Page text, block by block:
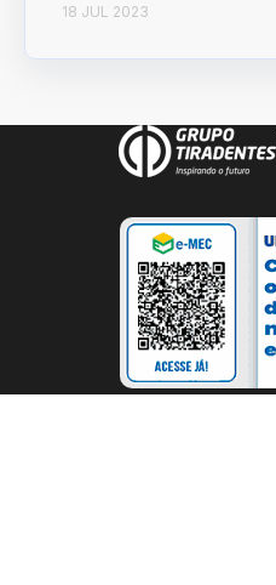
18 JUL 2023